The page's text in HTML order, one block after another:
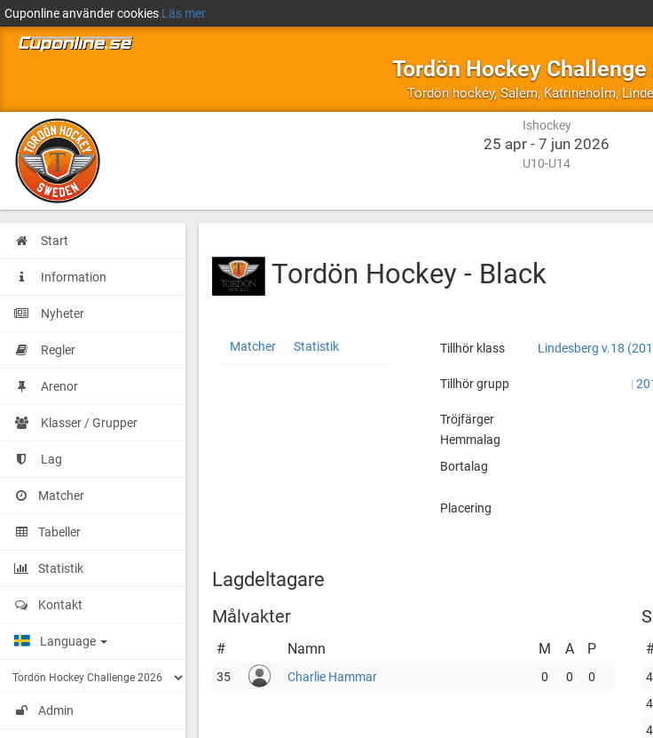
Cuponline använder cookies Läs mer
Tordön Hockey Challenge
Tordön hockey, Ishockey
Salem, Katrineholm,
Ishockey
25 apr - 7 jun 2026
U10-U14
Start
Information
Nyheter
Regler
Arenor
Klasser / Grupper
Lag
Matcher
Tabeller
Statistik
Kontakt
Language
Admin
Tordön Hockey - Black
Hockey
cupid=39586&id=184851
Matcher Statistik Tillhör klass Lindesberg v.18
Tillhör grupp |
Tröjfärger
Hemmalag
Bortalag
Placering
Lagdeltagare
Målvakter
# Namn M A P
35 Charlie Hammar 0 0 0